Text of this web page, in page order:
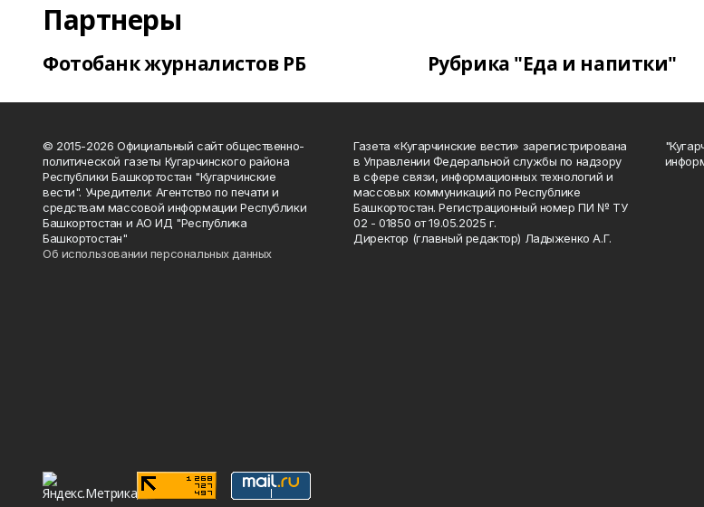
Партнеры
Фотобанк журналистов РБ Рубрика "Еда и напитки"
© 2015-2026 Официальный сайт общественно-
политической газеты Кугарчинского района
Республики Башкортостан "Кугарчинские
вести". Учредители: Агентство по печати и
средствам массовой информации Республики
Башкортостан и АО ИД "Республика
Башкортостан"
Об использовании персональных данных
Газета «Кугарчинские вести» зарегистрирована
в Управлении Федеральной службы по надзору
в сфере связи, информационных технологий и
массовых коммуникаций по Республике
Башкортостан. Регистрационный номер ПИ № ТУ
02 - 01850 от 19.05.2025 г.
Директор (главный редактор) Ладыженко А.Г.